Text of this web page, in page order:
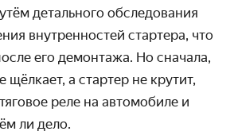
детального обследования
внутренностей стартера, что
его демонтажа. Но сначала,
щёлкает, а стартер не крутит,
реле на автомобиле и
ли дело.